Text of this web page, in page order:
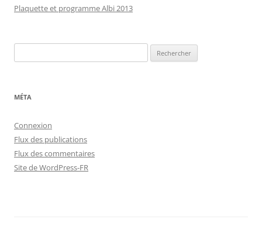
Plaquette et programme Albi 2013
MÉTA
Connexion
Flux des publications
Flux des commentaires
Site de WordPress-FR